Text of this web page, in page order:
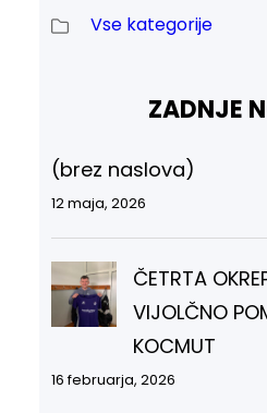
Vse kategorije
ZADNJE
(brez naslova)
12 maja, 2026
ČETRTA
VIJOLČNO
KOCMUT
16 februarja, 2026